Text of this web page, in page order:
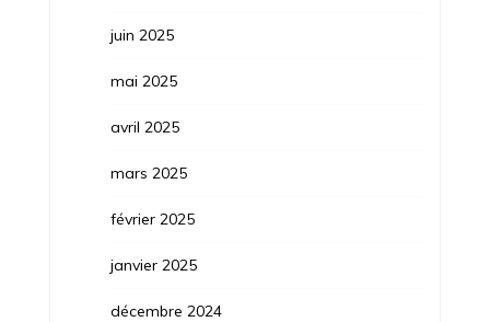
juin 2025
mai 2025
avril 2025
mars 2025
février 2025
janvier 2025
décembre 2024